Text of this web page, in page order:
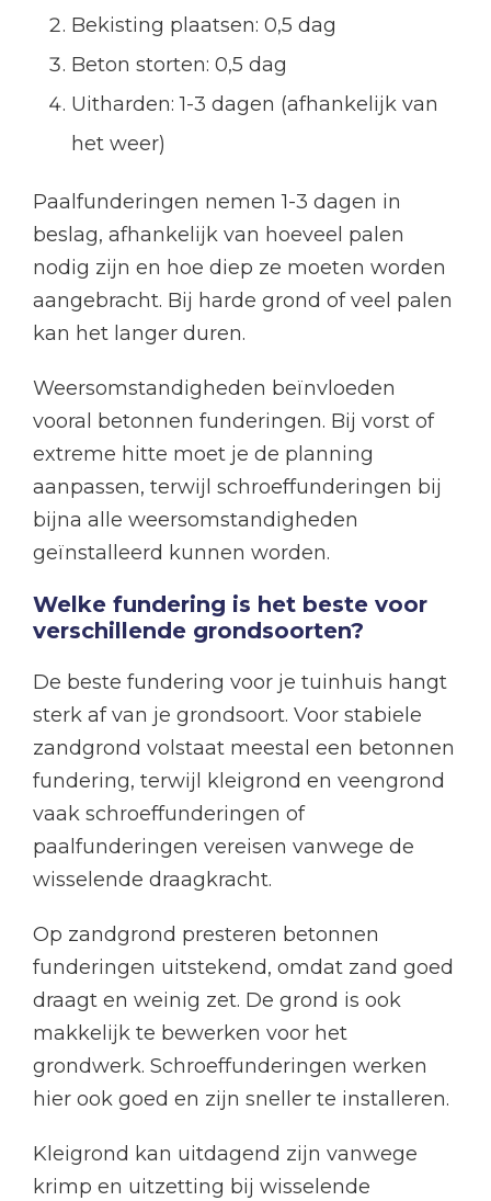
Bekisting plaatsen: 0,5 dag
Beton storten: 0,5 dag
Uitharden: 1-3 dagen (afhankelijk van
het weer)
Paalfunderingen nemen 1-3 dagen in
beslag, afhankelijk van hoeveel palen
nodig zijn en hoe diep ze moeten worden
aangebracht. Bij harde grond of veel palen
kan het langer duren.
Weersomstandigheden beïnvloeden
vooral betonnen funderingen. Bij vorst of
extreme hitte moet je de planning
aanpassen, terwijl schroeffunderingen bij
bijna alle weersomstandigheden
geïnstalleerd kunnen worden.
Welke fundering is het beste voor
verschillende grondsoorten?
De beste fundering voor je tuinhuis hangt
sterk af van je grondsoort. Voor stabiele
zandgrond volstaat meestal een betonnen
fundering, terwijl kleigrond en veengrond
vaak schroeffunderingen of
paalfunderingen vereisen vanwege de
wisselende draagkracht.
Op zandgrond presteren betonnen
funderingen uitstekend, omdat zand goed
draagt en weinig zet. De grond is ook
makkelijk te bewerken voor het
grondwerk. Schroeffunderingen werken
hier ook goed en zijn sneller te installeren.
Kleigrond kan uitdagend zijn vanwege
krimp en uitzetting bij wisselende